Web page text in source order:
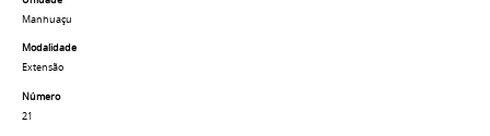
Manhuaçu
Modalidade
Extensão
Número
21